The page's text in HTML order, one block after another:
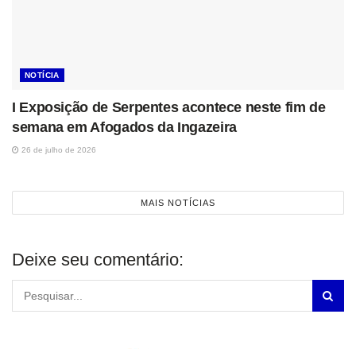
NOTÍCIA
I Exposição de Serpentes acontece neste fim de
semana em Afogados da Ingazeira
26 de julho de 2026
MAIS NOTÍCIAS
Deixe seu comentário: